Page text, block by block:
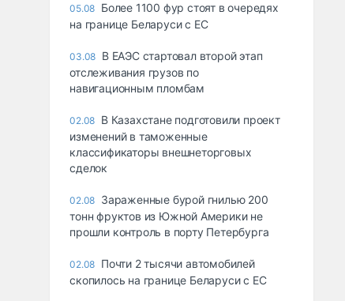
05.08 Более 1100 фур стоят в очередях
на границе Беларуси с ЕС
03.08 В ЕАЭС стартовал второй этап
отслеживания грузов по
навигационным пломбам
02.08 В Казахстане подготовили проект
изменений в таможенные
классификаторы внешнеторговых
сделок
02.08 Зараженные бурой гнилью 200
тонн фруктов из Южной Америки не
прошли контроль в порту Петербурга
02.08 Почти 2 тысячи автомобилей
скопилось на границе Беларуси с ЕС